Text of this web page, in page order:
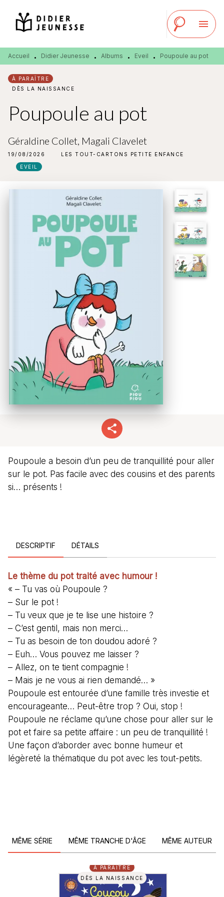
MENU RECHERCHE
PIED DE PAGE
menu
Accueil • Didier Jeunesse • Albums • Eveil • Poupoule au pot
À PARAÎTRE
DÈS LA NAISSANCE
Poupoule au pot
Géraldine Collet, Magali Clavelet
19/08/2026 LES TOUT-CARTONS PETITE ENFANCE
EVEIL
Poupoule a besoin d’un peu de tranquillité pour aller
sur le pot. Pas facile avec des cousins et des parents
si… présents !
DESCRIPTIF DÉTAILS
Le thème du pot traité avec humour !
« – Tu vas où Poupoule ?
– Sur le pot !
– Tu veux que je te lise une histoire ?
– C’est gentil, mais non merci…
– Tu as besoin de ton doudou adoré ?
– Euh… Vous pouvez me laisser ?
– Allez, on te tient compagnie !
– Mais je ne vous ai rien demandé… »
Poupoule est entourée d’une famille très investie et
encourageante… Peut-être trop ? Oui, stop !
Poupoule ne réclame qu’une chose pour aller sur le
pot et faire sa petite affaire : un peu de tranquillité !
Une façon d’aborder avec bonne humeur et
légèreté la thématique du pot avec les tout-petits.
MÊME SÉRIE MÊME TRANCHE D'ÂGE MÊME AUTEUR
À PARAÎTRE
DÈS LA NAISSANCE